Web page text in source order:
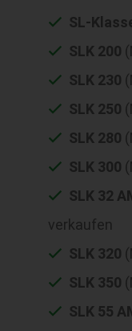
SL-
SLK 200
SLK 230
SLK 250
SLK 280
SLK 300
SLK 32
verkaufen
SLK 320
SLK 350
SLK 55